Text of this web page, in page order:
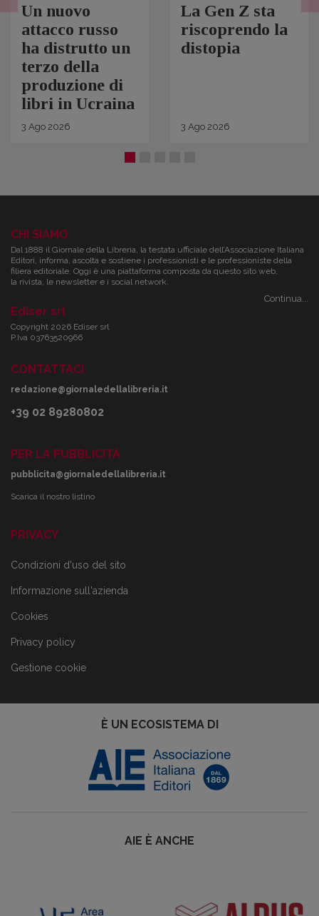
Un nuovo
attacco russo
ha distrutto un
terzo della
produzione di
libri in Ucraina
3 Ago 2026
La Gen Z sta
riscoprendo la
distopia
3 Ago 2026
CHI SIAMO
Dal 1888 il Giornale della Libreria, la testata ufficiale dell’Associazione Italiana
Editori, informa, ascolta e sostiene i professionisti e le professioniste della
filiera editoriale. Oggi è una piattaforma composta da questo sito web,
la rivista, le newsletter e i social network.
Continua...
Ediser srl
Copyright 2026 Ediser srl
P.Iva 03763520966
CONTATTACI
redazione@giornaledellalibreria.it
+39 02 89280802
PER LA PUBBLICITÀ
pubblicita@giornaledellalibreria.it
Scarica il nostro listino
PRIVACY
Condizioni d'uso del sito
Informazione sull'azienda
Cookies
Privacy policy
Gestione cookie
È UN ECOSISTEMA DI
AIE È ANCHE